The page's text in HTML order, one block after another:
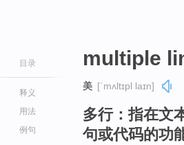
目录
释义
用法
例句
multiple
美 [ˈmʌltɪpl laɪn]
多行：指在文
句或代码的功